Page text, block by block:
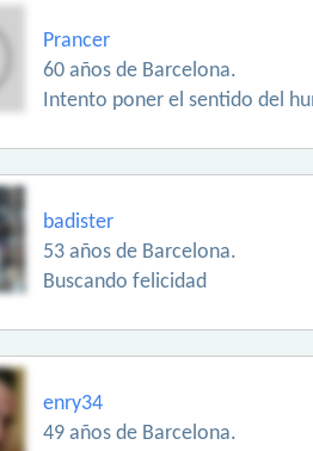
Prancer
60 años de Barcelona.
Intento poner el sentido del
badister
53 años de Barcelona.
Buscando felicidad
enry34
49 años de Barcelona.